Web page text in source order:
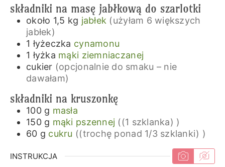
składniki na masę jabłkową do szarlotki
około 1,5 kg jabłek (użyłam 6 większych
jabłek)
1 łyżeczka cynamonu
1 łyżka mąki ziemniaczanej
cukier (opcjonalnie do smaku – nie
dawałam)
składniki na kruszonkę
100 g masła
150 g mąki pszennej ((1 szklanka) )
60 g cukru ((trochę ponad 1/3 szklanki) )
INSTRUKCJA